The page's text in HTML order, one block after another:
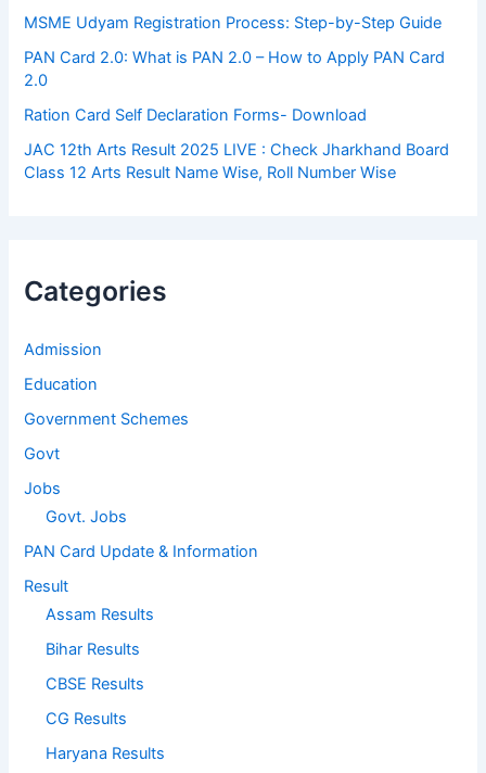
MSME Udyam Registration Process: Step-by-Step Guide
PAN Card 2.0: What is PAN 2.0 – How to Apply PAN Card
2.0
Ration Card Self Declaration Forms- Download
JAC 12th Arts Result 2025 LIVE : Check Jharkhand Board
Class 12 Arts Result Name Wise, Roll Number Wise
Categories
Admission
Education
Government Schemes
Govt
Jobs
Govt. Jobs
PAN Card Update & Information
Result
Assam Results
Bihar Results
CBSE Results
CG Results
Haryana Results